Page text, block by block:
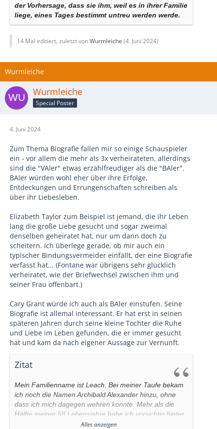
der Vorhersage, dass sie ihm, weil es in ihrer Familie
liege, eines Tages bestimmt untreu werden werde.
14 Mal editiert, zuletzt vonWurmleiche (4. Juni 2024)
Wurmleiche
Wurmleiche
Special Poster
4. Juni 2024
Zum Thema Biografie fallen mir so einige Schauspieler
ein - vor allem die mehr als 3x verheirateten, allerdings
sind die "VAler" etwas erzählfreudiger als die "BAler".
BAler würden wohl eher über ihre Erfolge,
Entdeckungen und Errungenschaften schreiben als
über ihr Liebesleben.
Elizabeth Taylor zum Beispiel ist jemand, die ihr Leben
lang die große Liebe gesucht und sogar zweimal
denselben geheiratet hat, nur um dann doch zu
scheitern. Ich überlege gerade, ob mir auch ein
typischer Bindungsvermeider einfällt, der eine Biografie
verfasst hat... (Fontane war übrigens sehr glücklich
verheiratet, wie der Briefwechsel zwischen ihm und
seiner Frau offenbart.)
Cary Grant würde ich auch als BAler einstufen. Seine
Biografie ist allemal interessant. Er hat erst in seinen
späteren Jahren durch seine kleine Tochter die Ruhe
und Liebe im Leben gefunden, die er immer gesucht
hat und kam da nach eigener Aussage zur Vernunft.
Zitat
Mein Familienname ist Leach. Bei meiner Taufe bekam
ich noch die Namen Archibald Alexander hinzu, ohne
dass ich mich dagegen wehren konnte. Mehr als die
Hälfte meiner 58 Lebensjahre habe ich vorsichtig hinter
der Fassade eines Mannes namens
Alles anzeigen